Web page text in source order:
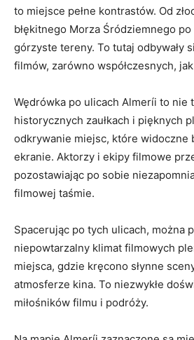
to⁤ miejsce pełne kontrastów. Od
błękitnego Morza⁤ Śródziemnego
górzyste tereny. To tutaj odbywały
‌filmów, zarówno współczesnych,
Wędrówka po ⁢ulicach Almeríi to nie
historycznych zaułkach i pięknych
odkrywanie miejsc, które widoczne
ekranie. Aktorzy i ekipy filmowe
pozostawiając po sobie
⁢filmowej taśmie.
Spacerując po ​tych ulicach, można
niepowtarzalny klimat filmowych
miejsca, gdzie kręcono słynne
atmosferze kina. To niezwykłe
miłośników filmu i podróży.